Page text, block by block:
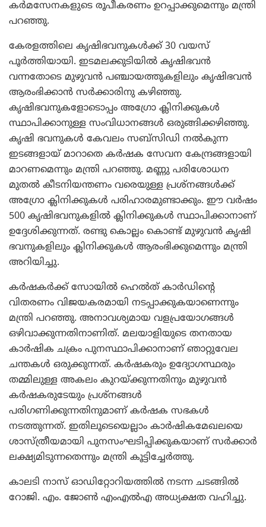
കര്‍മസേനകളുടെ രൂപീകരണം ഉറപ്പാക്കുമെന്നും മന്ത്രി
പറഞ്ഞു.
കേരളത്തിലെ കൃഷിഭവനുകള്‍ക്ക് 30 വയസ്
പൂര്‍ത്തിയായി. ഇടമലക്കുടിയില്‍ കൃഷിഭവന്‍
വന്നതോടെ മുഴുവന്‍ പഞ്ചായത്തുകളിലും കൃഷിഭവന്‍
ആരംഭിക്കാന്‍ സര്‍ക്കാരിനു കഴിഞ്ഞു.
കൃഷിഭവനുകളോടൊപ്പം അഗ്രോ ക്ലിനിക്കുകള്‍
സ്ഥാപിക്കാനുള്ള സംവിധാനങ്ങള്‍ ഒരുങ്ങിക്കഴിഞ്ഞു.
കൃഷി ഭവനുകള്‍ കേവലം സബ്‌സിഡി നല്‍കുന്ന
ഇടങ്ങളായ് മാറാതെ കര്‍ഷക സേവന കേന്ദ്രങ്ങളായി
മാറണമെന്നും മന്ത്രി പറഞ്ഞു. മണ്ണു പരിശോധന
മുതല്‍ കീടനിയന്തണം വരെയുള്ള പ്രശ്‌നങ്ങള്‍ക്ക്
അഗ്രോ ക്ലിനിക്കുകള്‍ പരിഹാരമുണ്ടാക്കും. ഈ വര്‍ഷം
500 കൃഷിഭവനുകളില്‍ ക്ലിനിക്കുകള്‍ സ്ഥാപിക്കാനാണ്
ഉദ്ദേശിക്കുന്നത്. രണ്ടു കൊല്ലം കൊണ്ട് മുഴുവന്‍ കൃഷി
ഭവനുകളിലും ക്ലിനിക്കുകള്‍ ആരംഭിക്കുമെന്നും മന്ത്രി
അറിയിച്ചു.
കര്‍ഷകര്‍ക്ക് സോയില്‍ ഹെല്‍ത് കാര്‍ഡിന്റെ
വിതരണം വിജയകരമായി നടപ്പാക്കുകയാണെന്നും
മന്ത്രി പറഞ്ഞു. അനാവശ്യമായ വളപ്രയോഗങ്ങള്‍
ഒഴിവാക്കുന്നതിനാണിത്. മലയാളിയുടെ തനതായ
കാര്‍ഷിക ചക്രം പുനസ്ഥാപിക്കാനാണ് ഞാറ്റുവേല
ചന്തകള്‍ ഒരുക്കുന്നത്. കര്‍ഷകരും ഉദ്യോഗസ്ഥരും
തമ്മിലുള്ള അകലം കുറയ്ക്കുന്നതിനും മുഴുവന്‍
കര്‍ഷകരുടേയും പ്രശ്‌നങ്ങള്‍
പരിഗണിക്കുന്നതിനുമാണ് കര്‍ഷക സഭകള്‍
നടത്തുന്നത്. ഇതിലൂടെയെല്ലാം കാര്‍ഷികമേഖലയെ
ശാസ്ത്രീയമായി പുനസംഘടിപ്പിക്കുകയാണ് സര്‍ക്കാര്‍
ലക്ഷ്യമിടുന്നതെന്നും മന്ത്രി കൂട്ടിച്ചേര്‍ത്തു.
കാലടി നാസ് ഓഡിറ്റോറിയത്തില്‍ നടന്ന ചടങ്ങില്‍
റോജി. എം. ജോണ്‍ എംഎല്‍എ അധ്യക്ഷത വഹിച്ചു.